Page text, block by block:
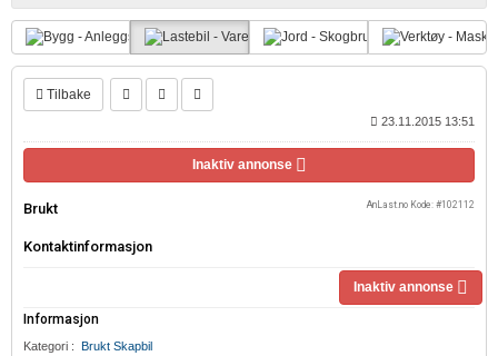
Tilbake
23.11.2015 13:51
Inaktiv annonse
Brukt AnLast.no Kode: #102112
Kontaktinformasjon
Inaktiv annonse
Informasjon
Kategori : Brukt Skapbil